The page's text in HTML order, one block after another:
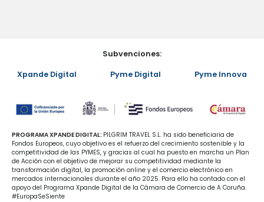
Subvenciones:
Xpande Digital Pyme Digital Pyme Innova
PROGRAMA XPANDE DIGITAL: PILGRIM TRAVEL S.L. ha sido beneficiaria de
Fondos Europeos, cuyo objetivo es el refuerzo del crecimiento sostenible y la
competitividad de las PYMES, y gracias al cual ha puesto en marcha un Plan
de Acción con el objetivo de mejorar su competitividad mediante la
transformación digital, la promoción online y el comercio electrónico en
mercados internacionales durante el año 2025. Para ello ha contado con el
apoyo del Programa Xpande Digital de la Cámara de Comercio de A Coruña.
#EuropaSeSiente